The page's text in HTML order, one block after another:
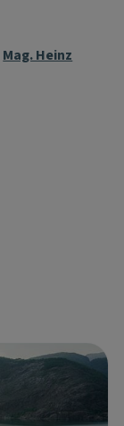
Mag. Heinz